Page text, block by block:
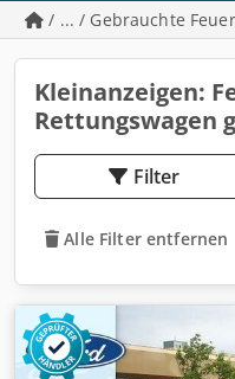
/ ... / Gebrauchte
Kleinanzeigen:
Rettungswagen
Filter
Alle Filter entfernen